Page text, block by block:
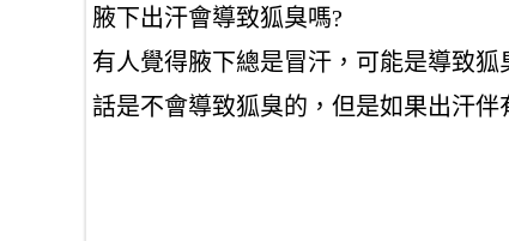
腋下出汗會導致狐臭嗎?
有人覺得腋下總是冒汗，可能是導致
話是不會導致狐臭的，但是如果出汗伴